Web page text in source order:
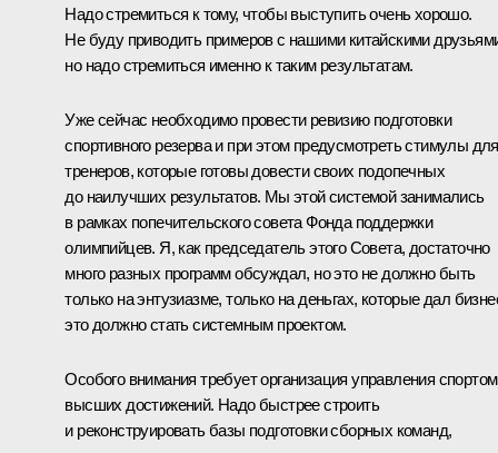
Надо стремиться к тому, чтобы выступить очень хорошо.
Не буду приводить примеров с нашими китайскими
но надо стремиться именно к таким результатам.
Уже сейчас необходимо провести ревизию подготовки
спортивного резерва и при этом предусмотреть стимулы для
тренеров, которые готовы довести своих подопечных
до наилучших результатов. Мы этой системой занимались
в рамках попечительского совета Фонда поддержки
олимпийцев. Я, как председатель этого Совета, достаточно
много разных программ обсуждал, но это не должно быть
только на энтузиазме, только на деньгах, которые дал
это должно стать системным проектом.
Особого внимания требует организация управления спортом
высших достижений. Надо быстрее строить
и реконструировать базы подготовки сборных команд,